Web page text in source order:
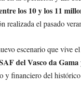
los 10 y los 11
realizada el pasado
escenario que vive
del Vasco da Gama
y financiero del